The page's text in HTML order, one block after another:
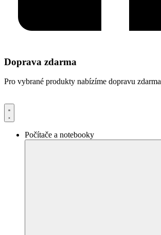
Doprava zdarma
Pro vybrané produkty nabízíme dopravu zdarma
Počítače a notebooky